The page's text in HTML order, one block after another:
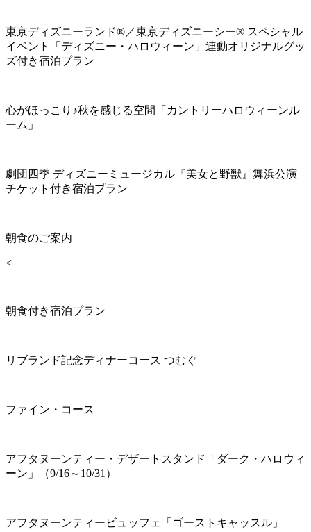
東京ディズニーランド®／東京ディズニーシー® スペシャル
イベント「ディズニー・ハロウィーン」連動オリジナルグッ
ズ付き宿泊プラン
心がほっこり♪秋を感じる空間「カントリーハロウィーンル
ーム」
劇団四季 ディズニーミュージカル『美女と野獣』舞浜公演
チケット付き宿泊プラン
朝食のご案内
<
朝食付き宿泊プラン
リブランド記念ディナーコース つむぐ
ファイン・コース
アフタヌーンティー・デザートスタンド「ダーク・ハロウィ
ーン」（9/16～10/31）
アフタヌーンティービュッフェ「ゴーストキャッスル」